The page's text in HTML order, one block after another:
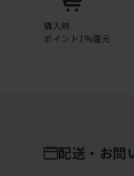
購入時
ポイント1%還元
配送・お問